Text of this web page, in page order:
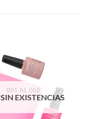
SIN EXISTENCIAS